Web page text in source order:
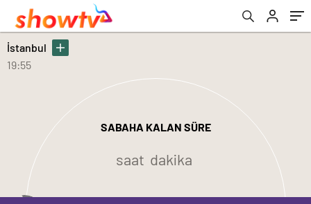
İstanbul
19:55
SABAHA KALAN SÜRE
saat dakika